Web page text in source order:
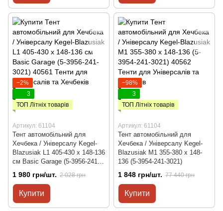
−2%
3
ТОП Літніх товарів
Артикул: 61104
Тент автомобільний для
Хечбека / Універсалу Kegel-
Blazusiak L1 405-430 х 148-136
см Basic Garage (5-3956-241-
3021)
1 980 грн/шт. 2 028 грн
Купити
−98%
3
ТОП Літніх товарів
Артикул: 61104
Тент автомобільний для
Хечбека / Універсалу Kegel-
Blazusiak M1 355-380 х 148-
136 (5-3954-241-3021)
1 848 грн/шт. 77 440 грн
Купити